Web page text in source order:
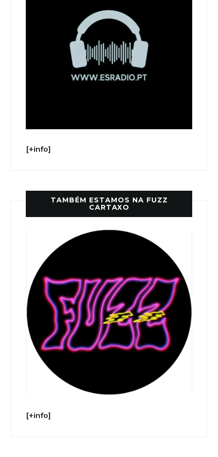
[+info]
TAMBÉM ESTAMOS NA FUZZ
CARTAXO
[+info]